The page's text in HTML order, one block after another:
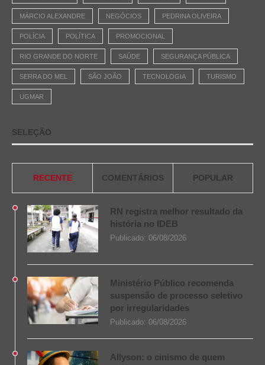
MÁRCIO ALEXANDRE NEGÓCIOS PEDRINA OLIVEIRA
POLÍCIA POLÍTICA PROMOCIONAL
RIO GRANDE DO NORTE SAÚDE SEGURANÇA PÚBLICA
SERRA DO MEL SÃO JOÃO TECNOLOGIA TURISMO
UGMAR
SELEÇÃO
RECENTE COMENTÁRIOS POPULAR
RN registra melhor resultado da
história no IDEB
Publicado: 06/08/2026
Ministério Público recomenda
suspensão de processo seletivo
por irregularidades
Publicado: 06/08/2026
Allyson: o cinismo de quem